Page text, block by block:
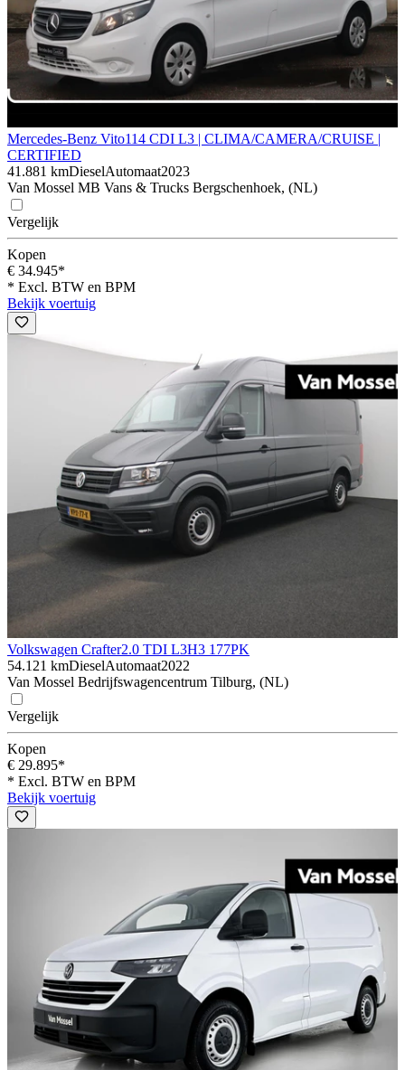
Mercedes-Benz Vito114 CDI L3 | CLIMA/CAMERA/CRUISE |
CERTIFIED
41.881 kmDieselAutomaat2023
Van Mossel MB Vans & Trucks Bergschenhoek, (NL)
Vergelijk
Kopen
€ 34.945*
* Excl. BTW en BPM
Bekijk voertuig
Volkswagen Crafter2.0 TDI L3H3 177PK
54.121 kmDieselAutomaat2022
Van Mossel Bedrijfswagencentrum Tilburg, (NL)
Vergelijk
Kopen
€ 29.895*
* Excl. BTW en BPM
Bekijk voertuig